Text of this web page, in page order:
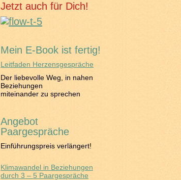
Jetzt auch für Dich!
Mein E-Book ist fertig!
Leitfaden Herzensgespräche
Der liebevolle Weg, in nahen
Beziehungen
miteinander zu sprechen
Angebot
Paargespräche
Einführungspreis verlängert!
Klimawandel in Beziehungen
durch 3 – 5 Paargespräche